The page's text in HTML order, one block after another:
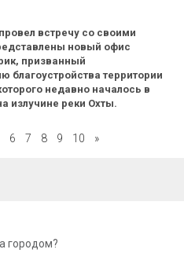
встречу со своими
новый офис
призванный
благоустройства территории
недавно началось в
излучине реки Охты.
6 7 8 9 10 »
городом?